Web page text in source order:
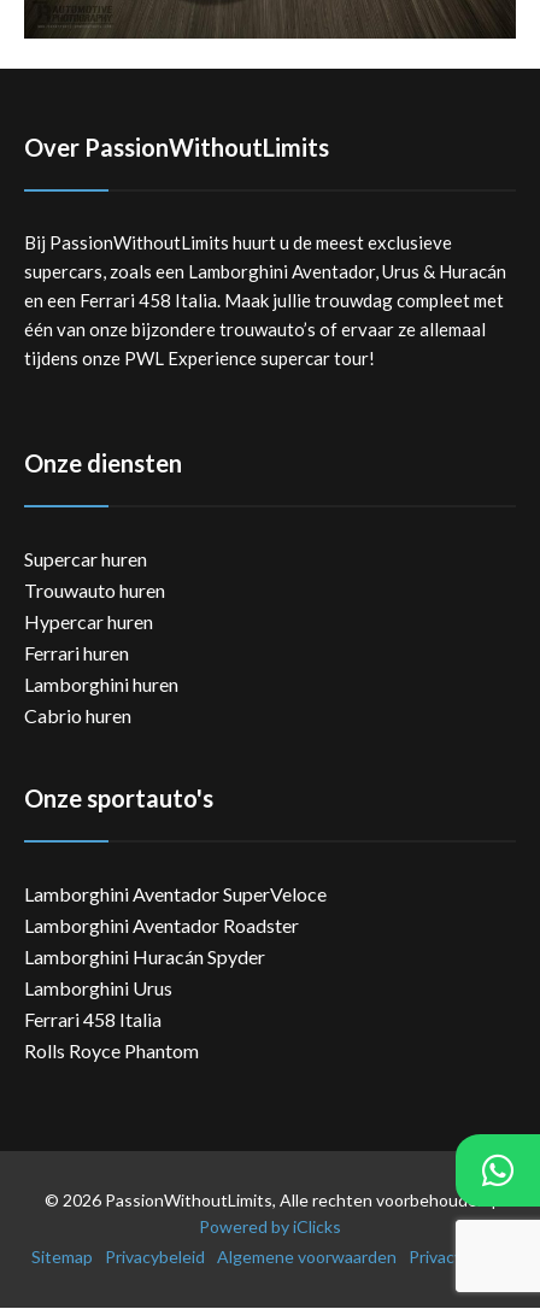
Over PassionWithoutLimits
Bij PassionWithoutLimits huurt u de meest exclusieve
supercars, zoals een Lamborghini Aventador, Urus & Huracán
en een Ferrari 458 Italia. Maak jullie trouwdag compleet met
één van onze bijzondere trouwauto’s of ervaar ze allemaal
tijdens onze PWL Experience supercar tour!
Onze diensten
Supercar huren
Trouwauto huren
Hypercar huren
Ferrari huren
Lamborghini huren
Cabrio huren
Onze sportauto's
Lamborghini Aventador SuperVeloce
Lamborghini Aventador Roadster
Lamborghini Huracán Spyder
Lamborghini Urus
Ferrari 458 Italia
Rolls Royce Phantom
© 2026 PassionWithoutLimits, Alle rechten voorbehouden |
Powered by iClicks
Sitemap
Privacybeleid Algemene voorwaarden Privacybeleid